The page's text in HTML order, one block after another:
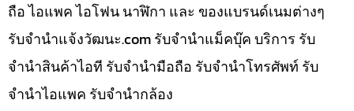
ถือ ไอแพค ไอโฟน นาฬิกา และ ของแบรนด์เนมต่างๆ
รับจํานําแจ้งวัฒนะ.com รับจำนำแม็คบุ๊ค บริการ รับ
จำนำสินค้าไอที รับจำนำมือถือ รับจำนำโทรศัพท์ รับ
จำนำไอแพค รับจำนำกล้อง